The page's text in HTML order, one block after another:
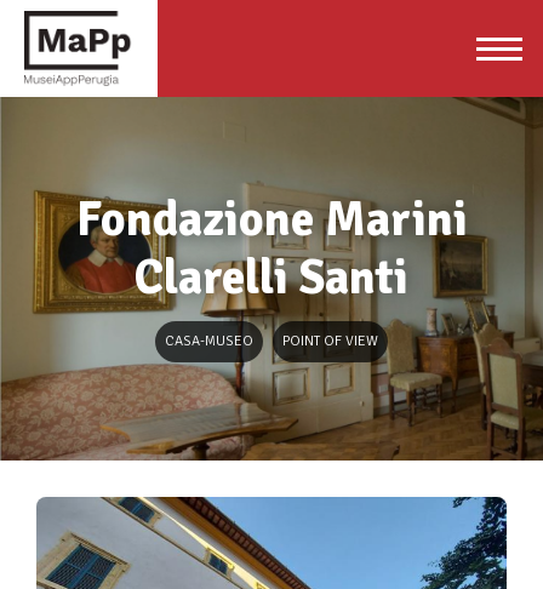
Fondazione Marini
Clarelli Santi
CASA-MUSEO POINT OF VIEW